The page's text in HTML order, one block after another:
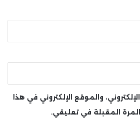
والموقع الإلكتروني في هذا
المقبلة في تعليقي.